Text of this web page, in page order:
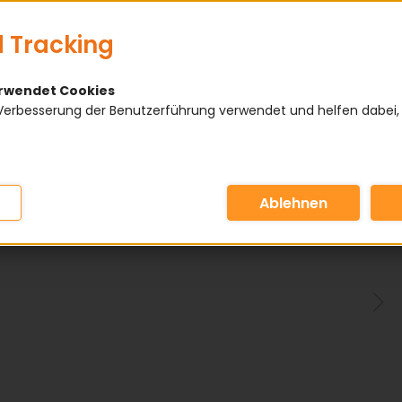
Tracking
Cookies
der Benutzerführung verwendet und helfen